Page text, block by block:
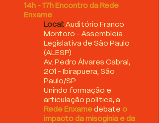
14h - 17h Encontro da Rede
Enxame
Local:Auditório Franco
Montoro - Assembleia
Legislativa de São Paulo
(ALESP)
Av. Pedro Álvares Cabral,
201 - Ibirapuera, São
Paulo/SP
Unindo formação e
articulação política, a
Rede Enxamedebate o
impacto da misoginia e da